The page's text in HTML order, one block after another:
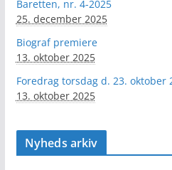
Baretten, nr. 4-2025
25. december 2025
Biograf premiere
13. oktober 2025
Foredrag torsdag d. 23. oktober
13. oktober 2025
Nyheds arkiv